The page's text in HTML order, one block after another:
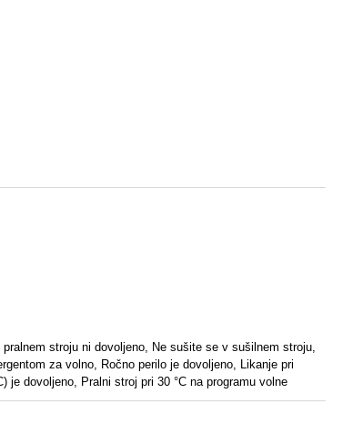
stroju ni dovoljeno, Ne sušite se v sušilnem stroju,
za volno, Ročno perilo je dovoljeno, Likanje pri
je dovoljeno, Pralni stroj pri 30 °C na programu volne